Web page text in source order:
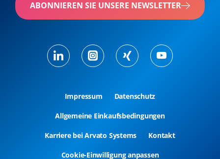
ABONNIEREN SIE UNSERE NEWSLETTER
Impressum Datenschutz
Allgemeine Einkaufsbedingungen
Karriere bei Arvato Systems Kontakt
Cookie-Einwilligung anpassen